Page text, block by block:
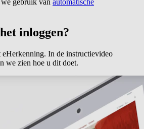
inloggen?
In de instructievideo
we zien hoe u dit doet.